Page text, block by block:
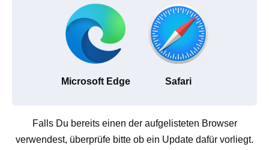
Microsoft Edge Safari
Falls Du bereits einen der aufgelisteten Browser
verwendest, überprüfe bitte ob ein Update dafür vorliegt.